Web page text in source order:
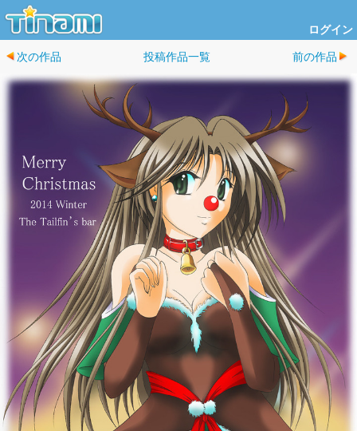
ログイン
次の作品 投稿作品一覧 前の作品